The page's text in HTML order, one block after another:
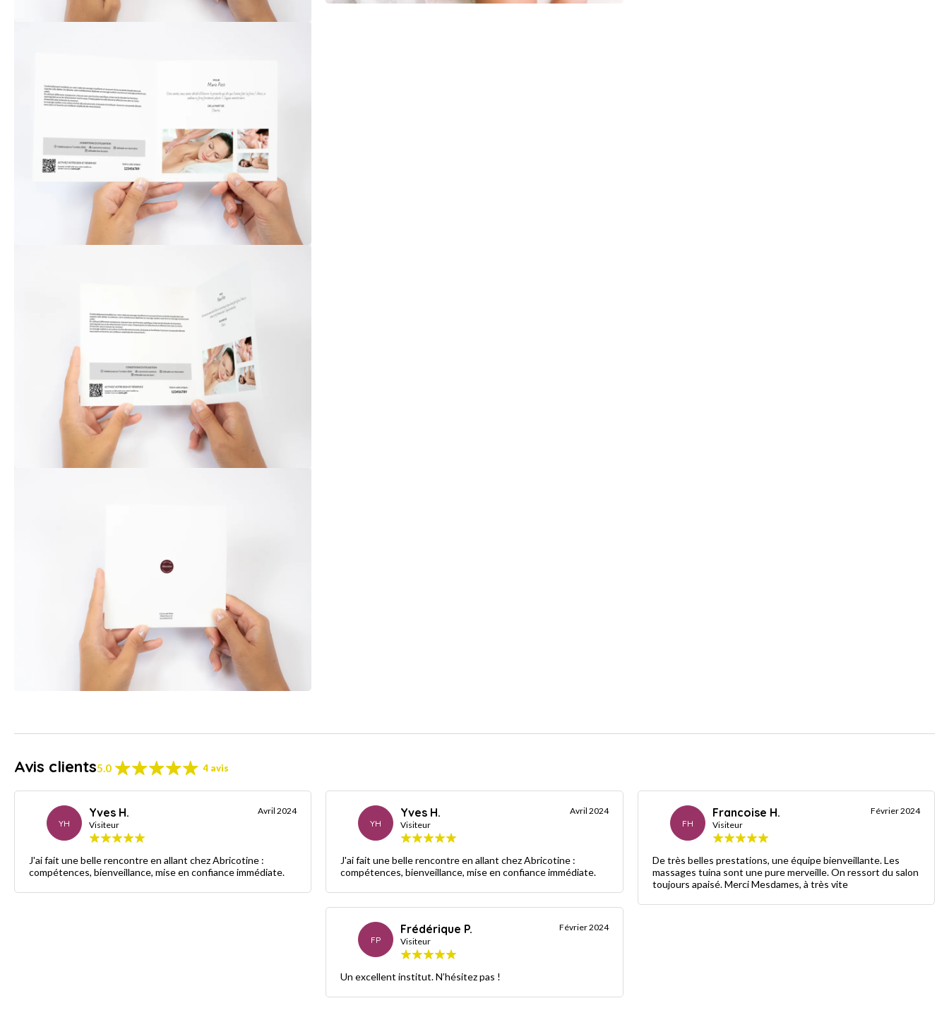
Avis clients5.0 4 avis
YH
Yves H.
Visiteur
Avril 2024
J'ai fait une belle rencontre en allant chez Abricotine :
compétences, bienveillance, mise en confiance immédiate.
YH
Yves H.
Visiteur
Avril 2024
J'ai fait une belle rencontre en allant chez Abricotine :
compétences, bienveillance, mise en confiance immédiate.
FP
Frédérique P.
Visiteur
Février 2024
Un excellent institut. N’hésitez pas !
FH
Francoise H.
Visiteur
Février 2024
De très belles prestations, une équipe bienveillante. Les
massages tuina sont une pure merveille. On ressort du salon
toujours apaisé. Merci Mesdames, à très vite